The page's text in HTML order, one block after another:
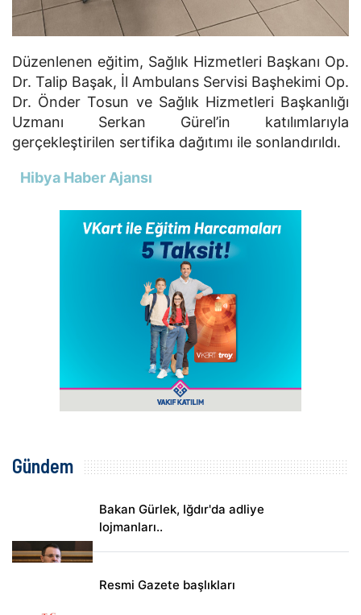
Düzenlenen eğitim, Sağlık Hizmetleri Başkanı Op.
Dr. Talip Başak, İl Ambulans Servisi Başhekimi Op.
Dr. Önder Tosun ve Sağlık Hizmetleri Başkanlığı
Uzmanı Serkan Gürel’in katılımlarıyla
gerçekleştirilen sertifika dağıtımı ile sonlandırıldı.
Hibya Haber Ajansı
Gündem
Bakan Gürlek, Iğdır'da adliye
lojmanları..
Resmi Gazete başlıkları